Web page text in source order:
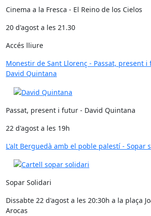
Cinema a la Fresca - El Reino de los Cielos
20 d'agost a les 21.30
Accés lliure
Monestir de Sant Llorenç - Passat, present
David Quintana
Passat, present i futur - David Quintana
22 d'agost a les 19h
L'alt Berguedà amb el poble palestí - Sopar
Sopar Solidari
Dissabte 22 d'agost a les 20:30h a la plaça
Arocas